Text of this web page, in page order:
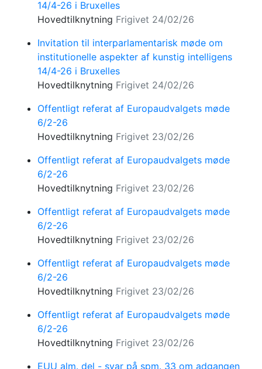
14/4-26 i Bruxelles
Hovedtilknytning Frigivet 24/02/26
Invitation til interparlamentarisk møde om
institutionelle aspekter af kunstig intelligens
14/4-26 i Bruxelles
Hovedtilknytning Frigivet 24/02/26
Offentligt referat af Europaudvalgets møde
6/2-26
Hovedtilknytning Frigivet 23/02/26
Offentligt referat af Europaudvalgets møde
6/2-26
Hovedtilknytning Frigivet 23/02/26
Offentligt referat af Europaudvalgets møde
6/2-26
Hovedtilknytning Frigivet 23/02/26
Offentligt referat af Europaudvalgets møde
6/2-26
Hovedtilknytning Frigivet 23/02/26
Offentligt referat af Europaudvalgets møde
6/2-26
Hovedtilknytning Frigivet 23/02/26
EUU alm. del - svar på spm. 33 om adgangen